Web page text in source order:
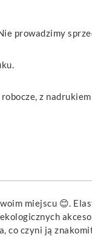
prowadzimy
z
miejscu 😊.
co czyni ją